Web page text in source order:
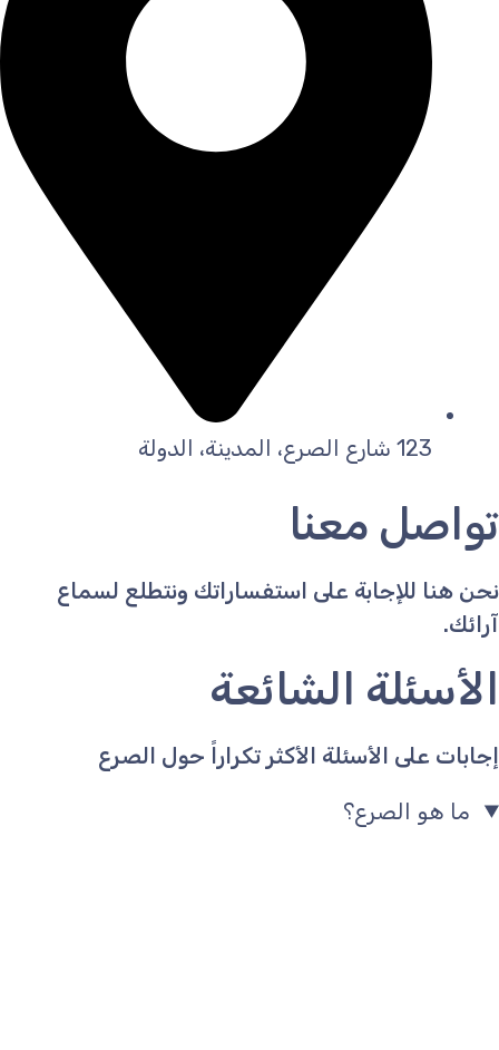
123 شارع الصرع، المدينة، الدولة
تواصل معنا
نحن هنا للإجابة على استفساراتك ونتطلع لسماع
آرائك.
الأسئلة الشائعة
إجابات على الأسئلة الأكثر تكراراً حول الصرع
ما هو الصرع؟